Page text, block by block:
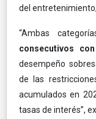
del
“Ambas
consecutivos
desempeño
de las
acumulados en
tasas de interés”,